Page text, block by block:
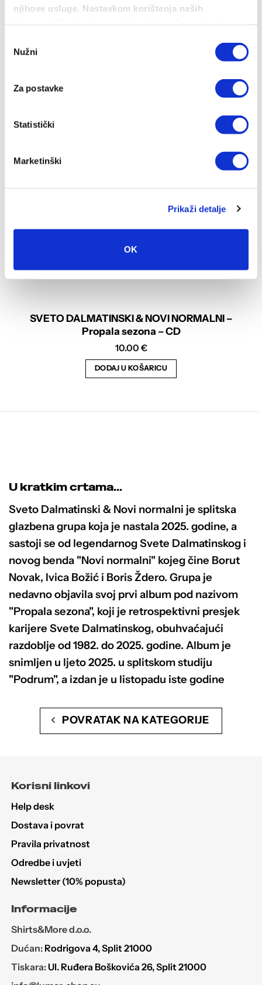
njihove usluge. Nastavkom korištenja naših
pristanka
Nužni
Za postavke
Statistički
Marketinški
Prikaži detalje
OK
15.00€
proizvoda
SVETO DALMATINSKI & NOVI NORMALNI –
Propala sezona – CD
10.00 €
DODAJ U KOŠARICU
U kratkim crtama...
Sveto Dalmatinski & Novi normalni je splitska
glazbena grupa koja je nastala 2025. godine, a
sastoji se od legendarnog Svete Dalmatinskog i
novog benda "Novi normalni" kojeg čine Borut
Novak, Ivica Božić i Boris Ždero. Grupa je
nedavno objavila svoj prvi album pod nazivom
"Propala sezona", koji je retrospektivni presjek
karijere Svete Dalmatinskog, obuhvaćajući
razdoblje od 1982. do 2025. godine. Album je
snimljen u ljeto 2025. u splitskom studiju
"Podrum", a izdan je u listopadu iste godine
POVRATAK NA KATEGORIJE
Korisni linkovi
Help desk
Dostava i povrat
Pravila privatnost
Odredbe i uvjeti
Newsletter (10% popusta)
Informacije
Shirts&More d.o.o.
Dućan: Rodrigova 4, Split 21000
Tiskara:Ul. Ruđera Boškovića 26, Split 21000